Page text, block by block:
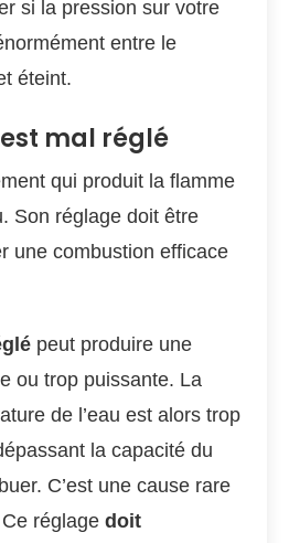
si la pression sur votre
entre le
éteint.
mal réglé
qui produit la flamme
Son réglage doit être
une combustion efficace
peut produire une
ou trop puissante. La
de l’eau est alors trop
la capacité du
C’est une cause rare
réglage doit